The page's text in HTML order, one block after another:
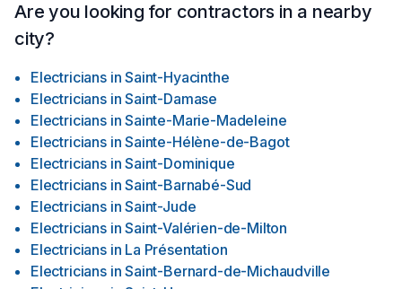
Are you looking for contractors in a nearby
city?
Electricians in Saint-Hyacinthe
Electricians in Saint-Damase
Electricians in Sainte-Marie-Madeleine
Electricians in Sainte-Hélène-de-Bagot
Electricians in Saint-Dominique
Electricians in Saint-Barnabé-Sud
Electricians in Saint-Jude
Electricians in Saint-Valérien-de-Milton
Electricians in La Présentation
Electricians in Saint-Bernard-de-Michaudville